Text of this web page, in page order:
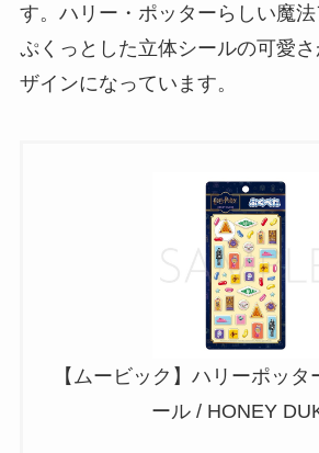
す。ハリー・ポッターらしい魔法
ぷくっとした立体シールの可愛
ザインになっています。
【ムービック】ハリーポッ
ール / HONEY